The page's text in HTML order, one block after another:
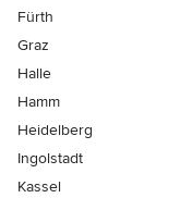
Fürth
Graz
Halle
Hamm
Heidelberg
Ingolstadt
Kassel